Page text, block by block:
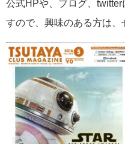
公式HPや、ブログ、
すので、興味のある方は、